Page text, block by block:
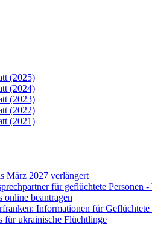
(2025)
(2024)
(2023)
(2022)
(2021)
März 2027 verlängert
für geflüchtete Personen -
online beantragen
Informationen für
für ukrainische Flüchtlinge